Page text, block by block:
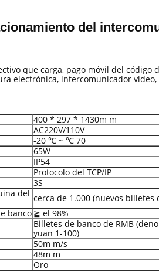
del
que carga, pago móvil del
electrónica, intercomunicador
400 * 297 * 1430m m
AC220V/110V
-20 ℃ ~ ℃ 70
65W
IP54
Protocolo del TCP/IP
3S
del cerca de 1.000 (nuevos billetes
banco ≧ el 98%
Billetes de banco de RMB
yuan 1-100)
50m m/s
48m m
Oro